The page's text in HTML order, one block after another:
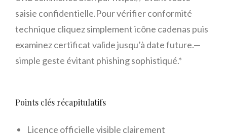
saisie confidentielle.Pour vérifier conformité
technique cliquez simplement icône cadenas puis
examinez certificat valide jusqu’à date future.—
simple geste évitant phishing sophistiqué.*
Points clés récapitulatifs
Licence officielle visible clairement